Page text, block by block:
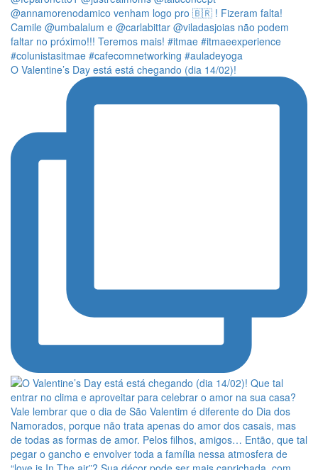
O Valentine’s Day está está chegando (dia 14/02)!